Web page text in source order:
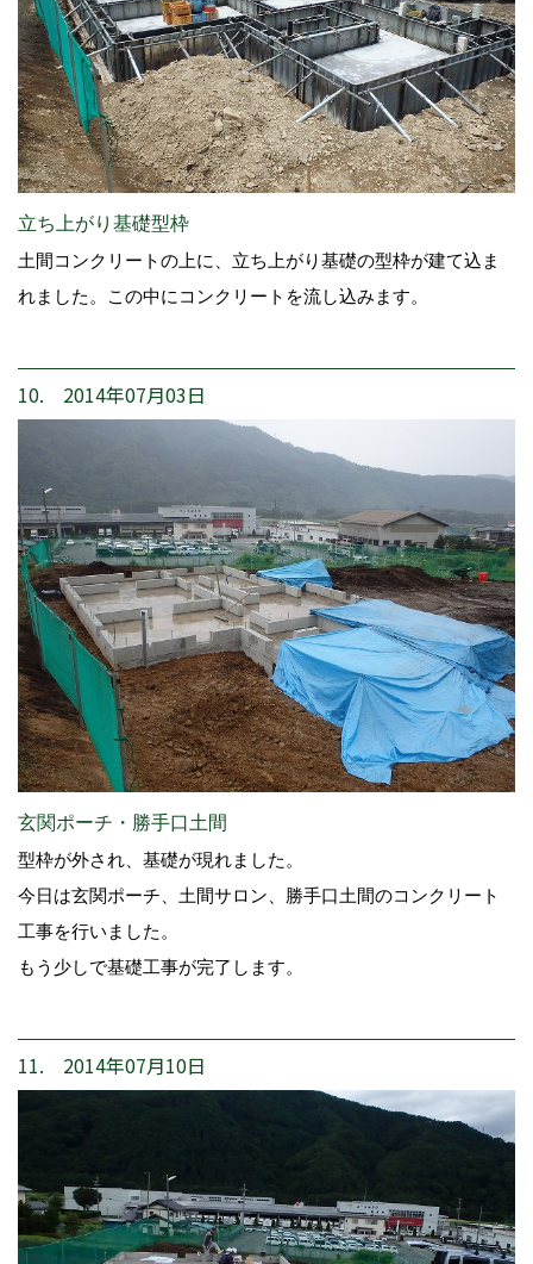
立ち上がり基礎型枠
土間コンクリートの上に、立ち上がり基礎の型枠が建て込ま
れました。この中にコンクリートを流し込みます。
10. 2014年07月03日
玄関ポーチ・勝手口土間
型枠が外され、基礎が現れました。
今日は玄関ポーチ、土間サロン、勝手口土間のコンクリート
工事を行いました。
もう少しで基礎工事が完了します。
11. 2014年07月10日